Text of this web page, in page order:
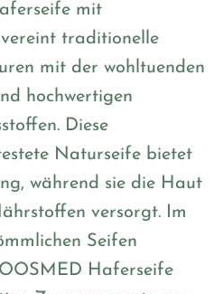
mit
traditionelle
mit der wohltuenden
hochwertigen
Diese
Naturseife bietet
während sie die Haut
versorgt. Im
Seifen
Haferseife